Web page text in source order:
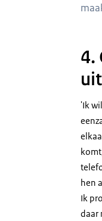
4.
'Ik
hen
Ik
daar